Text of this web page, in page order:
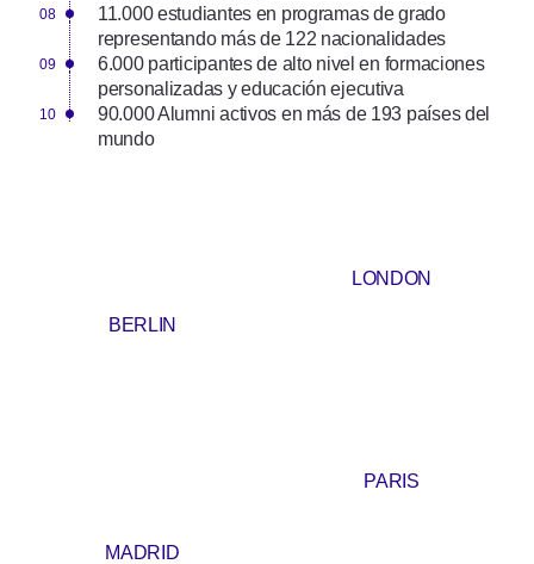
11.000 estudiantes en programas de grado
representando más de 122 nacionalidades
6.000 participantes de alto nivel en formaciones
personalizadas y educación ejecutiva
90.000 Alumni activos en más de 193 países del
mundo
BERLIN
LONDON
MADRID
PARIS